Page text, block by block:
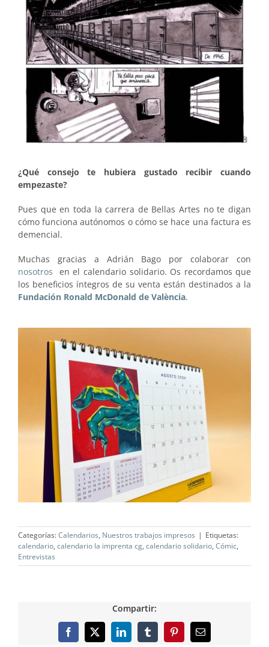
¿Qué consejo te hubiera gustado recibir cuando
empezaste?
Pues que en toda la carrera de Bellas Artes no te digan
cómo funciona autónomos o cómo se hace una factura es
demencial.
Muchas gracias a Adrián Bago por colaborar con
nosotros en el calendario solidario. Os recordamos que
los beneficios íntegros de su venta están destinados a la
Fundación Ronald McDonald de València.
Categorías:Calendarios, Nuestros trabajos impresos | Etiquetas:
calendario, calendario la imprenta cg, calendario solidario, Cómic,
Entrevistas
Compartir:
Facebook
X LinkedInTumblrPinterestCorreo